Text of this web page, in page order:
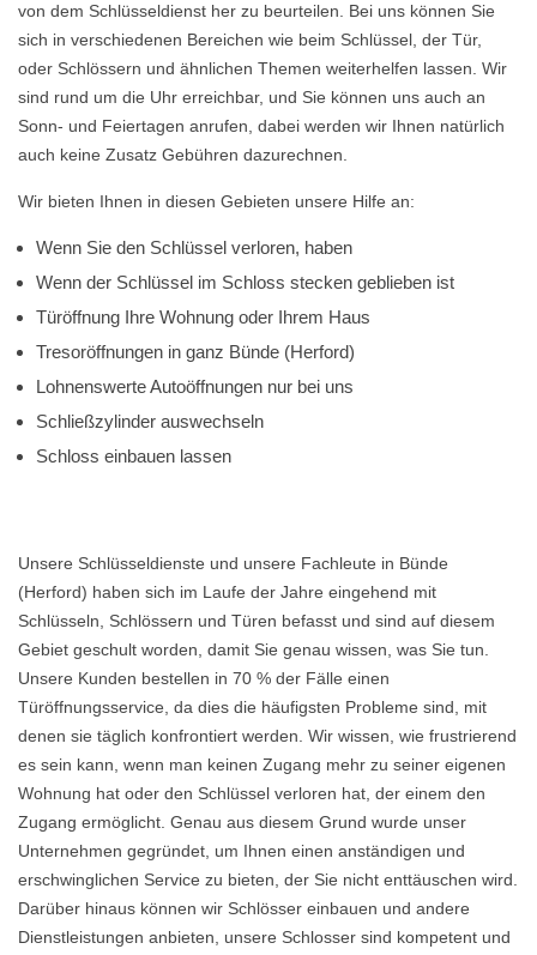
von dem Schlüsseldienst her zu beurteilen. Bei uns können Sie
sich in verschiedenen Bereichen wie beim Schlüssel, der Tür,
oder Schlössern und ähnlichen Themen weiterhelfen lassen. Wir
sind rund um die Uhr erreichbar, und Sie können uns auch an
Sonn- und Feiertagen anrufen, dabei werden wir Ihnen natürlich
auch keine Zusatz Gebühren dazurechnen.
Wir bieten Ihnen in diesen Gebieten unsere Hilfe an:
Wenn Sie den Schlüssel verloren, haben
Wenn der Schlüssel im Schloss stecken geblieben ist
Türöffnung Ihre Wohnung oder Ihrem Haus
Tresoröffnungen in ganz Bünde (Herford)
Lohnenswerte Autoöffnungen nur bei uns
Schließzylinder auswechseln
Schloss einbauen lassen
Unsere Schlüsseldienste und unsere Fachleute in Bünde
(Herford) haben sich im Laufe der Jahre eingehend mit
Schlüsseln, Schlössern und Türen befasst und sind auf diesem
Gebiet geschult worden, damit Sie genau wissen, was Sie tun.
Unsere Kunden bestellen in 70 % der Fälle einen
Türöffnungsservice, da dies die häufigsten Probleme sind, mit
denen sie täglich konfrontiert werden. Wir wissen, wie frustrierend
es sein kann, wenn man keinen Zugang mehr zu seiner eigenen
Wohnung hat oder den Schlüssel verloren hat, der einem den
Zugang ermöglicht. Genau aus diesem Grund wurde unser
Unternehmen gegründet, um Ihnen einen anständigen und
erschwinglichen Service zu bieten, der Sie nicht enttäuschen wird.
Darüber hinaus können wir Schlösser einbauen und andere
Dienstleistungen anbieten, unsere Schlosser sind kompetent und